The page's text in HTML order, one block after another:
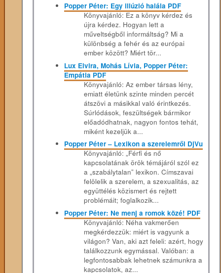
Popper Péter: Egy illúzió halála PDF
Könyvajánló: Ez a könyv kérdez és
újra kérdez. Hogyan lett a
műveltségből informáltság? Mi a
különbség a fehér és az európai
ember között? Miért tör...
Lux Elvira, Mohás Lívia, Popper Péter:
Empátia PDF
Könyvajánló: Az ember társas lény,
emiatt életünk szinte minden percét
átszövi a másikkal való érintkezés.
Súrlódások, feszültségek bármikor
előadódhatnak, nagyon fontos tehát,
miként kezeljük a...
Popper Péter – Lexikon a szerelemről DjVu
Könyvajánló: „Férfi és nő
kapcsolatának örök témájáról szól ez
a „szabálytalan” lexikon. Címszavai
felölelik a szerelem, a szexualitás, az
együttélés közismert és rejtett
problémáit; foglalkozik...
Popper Péter: Ne menj a romok közé! PDF
Könyvajánló: Néha vakmerően
megkérdezzük: miért is vagyunk a
világon? Van, aki azt feleli: azért, hogy
találkozzunk egymással. Valóban: a
legfontosabbak lehetnek számunkra a
kapcsolatok, az...